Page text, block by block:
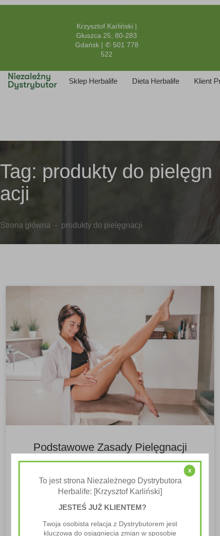
Krzysztof Karliński |
Głuszca 25, 80-283
Gdańsk | ✆ 501 778
522
Sklep Herbalife Dieta Herbalife Klient
Tag: produkty do pielęgn
acji
Strona główna produkty do pielęgnacji
Podstawowe Zasady Pielęgnacji
Ciała
Pielęgnacja Ciała
niezwykle ważne, aby zachować zdrowy i piękny
x
To jest strona Niezależnego Dystrybutora
Herbalife: [Krzysztof Karliński]
JESTEŚ JUŻ KLIENTEM?
Twoja osobista relacja z Dystrybutorem jest
kluczowa do osiągnięcia zmian w sposobie